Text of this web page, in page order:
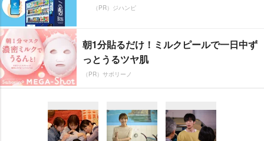
（PR）ジハンピ
朝1分貼るだけ！ミルクピールで一日中ず
っとうるツヤ肌
（PR）サボリーノ